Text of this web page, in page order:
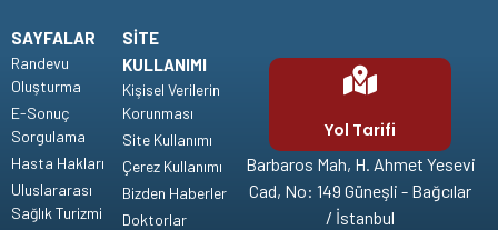
SAYFALAR
Randevu
Oluşturma
E-Sonuç
Sorgulama
Hasta Hakları
Uluslararası
Sağlık Turizmi
SITE
KULLANIMI
Kişisel Verilerin
Korunması
Site Kullanımı
Çerez Kullanımı
Bizden Haberler
Doktorlar
Yol Tarifi
Barbaros Mah, H. Ahmet Yesevi
Cad, No: 149 Güneşli - Bağcılar
/ İstanbul